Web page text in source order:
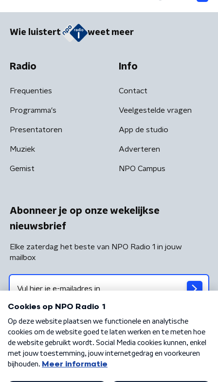
Wie luistert weet meer
Radio
Frequenties
Programma's
Presentatoren
Muziek
Gemist
Info
Contact
Veelgestelde vragen
App de studio
Adverteren
NPO Campus
Abonneer je op onze wekelijkse
nieuwsbrief
Elke zaterdag het beste van NPO Radio 1 in jouw
mailbox
Algemene voorwaarden